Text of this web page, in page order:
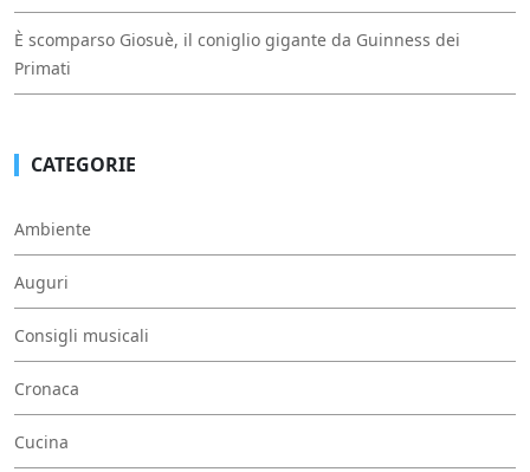
È scomparso Giosuè, il coniglio gigante da Guinness dei
Primati
CATEGORIE
Ambiente
Auguri
Consigli musicali
Cronaca
Cucina